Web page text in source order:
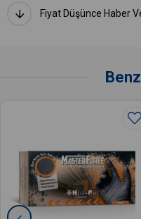
Fiyat Düşünce Haber